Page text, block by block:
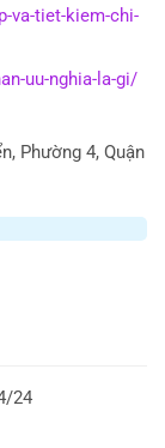
va-tiet-kiem-chi-
uu-nghia-la-gi/
Phường 4, Quận
24